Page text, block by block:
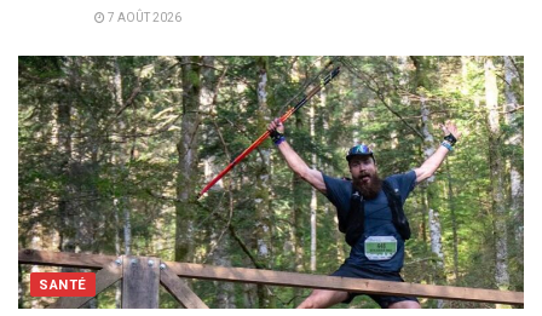
7 AOÛT 2026
SANTÉ